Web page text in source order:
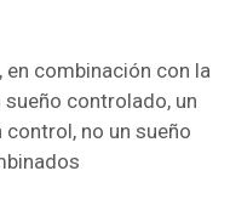
en combinación con la
controlado, un
no un sueño